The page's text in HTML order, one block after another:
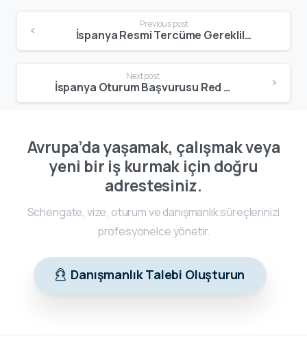
Previous post
İspanya Resmi Tercüme Gereklilikleri: Apostil, Yeminli Tercüme ve 2026 Vize Dosyası Rehberi
Next post
İspanya Oturum Başvurusu Red Nedenleri | En Sık Karşılaşılan 10 Hata ve Çözümü – 2026
Avrupa’da yaşamak, çalışmak veya
yeni bir iş kurmak için doğru
adrestesiniz.
Schengate, vize, oturum ve danışmanlık süreçlerinizi
profesyonelce yönetir.
Danışmanlık Talebi Oluşturun